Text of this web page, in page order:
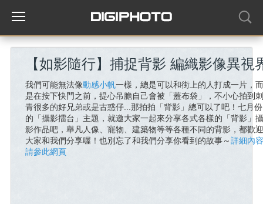
【如影隨行】捕捉背影 編織影像異視
我們可能無法像動感小帆一樣，總是可以和街上的人打成一片，
是在按下快門之前，提心吊膽自己會被「蓋布袋」，不小心拍到
青很多的好兄弟或是古惑仔...那拍拍「背影」總可以了吧！七月份
的「攝影擂台」主題，就邀大家一起來分享各式各樣的「背影」
影作品吧，舉凡人像、寵物、建築物等等各種不同的背影，都歡
大家和我們分享喔！也別忘了和我們分享你看到的故事～詳細內
請參此網頁